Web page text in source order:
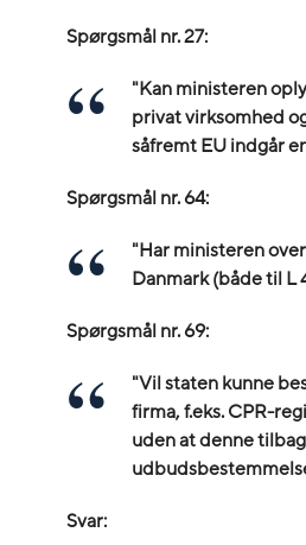
Spørgsmål nr. 27:
"Kan ministeren
privat virksomhed
såfremt EU indgår
Spørgsmål nr. 64:
"Har ministeren
Danmark (både til L
Spørgsmål nr. 69:
"Vil staten kunne
firma, f.eks. CPR-
uden at denne
Svar: